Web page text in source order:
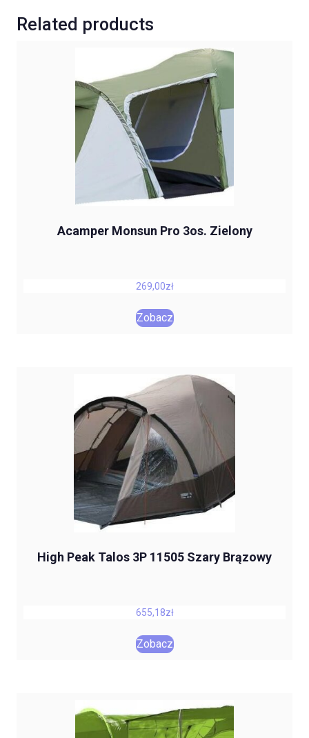
Related products
Acamper Monsun Pro 3os. Zielony
269,00zł
Zobacz
High Peak Talos 3P 11505 Szary Brązowy
655,18zł
Zobacz